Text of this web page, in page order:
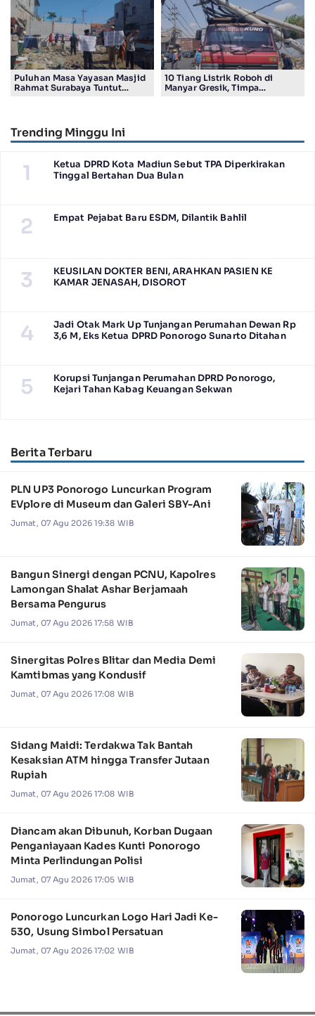
Puluhan Masa Yayasan Masjid
Rahmat Surabaya Tuntut
10 Tiang Listrik Roboh di
Manyar Gresik, Timpa
Trending Minggu Ini
1
Ketua DPRD Kota Madiun Sebut TPA Diperkirakan
Tinggal Bertahan Dua Bulan
2 Empat Pejabat Baru ESDM, Dilantik Bahlil
3
KEUSILAN DOKTER BENI, ARAHKAN PASIEN KE
KAMAR JENASAH, DISOROT
4
Jadi Otak Mark Up Tunjangan Perumahan Dewan Rp
3,6 M, Eks Ketua DPRD Ponorogo Sunarto Ditahan
5
Korupsi Tunjangan Perumahan DPRD Ponorogo,
Kejari Tahan Kabag Keuangan Sekwan
Berita Terbaru
PLN UP3 Ponorogo Luncurkan Program
EVplore di Museum dan Galeri SBY-Ani
Jumat, 07 Agu 2026 19:38 WIB
Bangun Sinergi dengan PCNU, Kapolres
Lamongan Shalat Ashar Berjamaah
Bersama Pengurus
Jumat, 07 Agu 2026 17:58 WIB
Sinergitas Polres Blitar dan Media Demi
Kamtibmas yang Kondusif
Jumat, 07 Agu 2026 17:08 WIB
Sidang Maidi: Terdakwa Tak Bantah
Kesaksian ATM hingga Transfer Jutaan
Rupiah
Jumat, 07 Agu 2026 17:08 WIB
Diancam akan Dibunuh, Korban Dugaan
Penganiayaan Kades Kunti Ponorogo
Minta Perlindungan Polisi
Jumat, 07 Agu 2026 17:05 WIB
Ponorogo Luncurkan Logo Hari Jadi Ke-
530, Usung Simbol Persatuan
Jumat, 07 Agu 2026 17:02 WIB